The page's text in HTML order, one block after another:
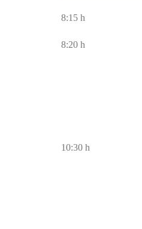
8:15 h
8:20 h
10:30 h